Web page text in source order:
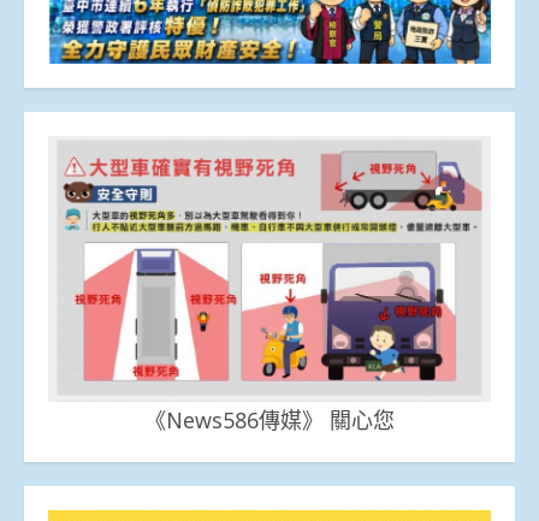
《News586傳媒》 關心您